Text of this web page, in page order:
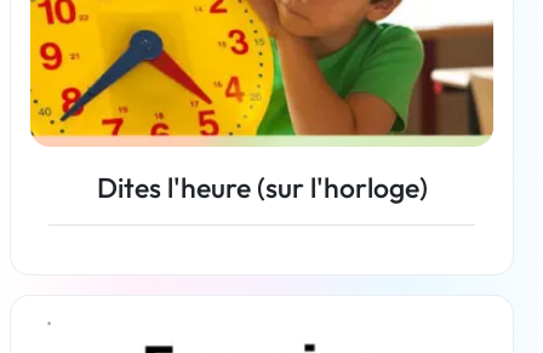
Dites l'heure (sur l'horloge)